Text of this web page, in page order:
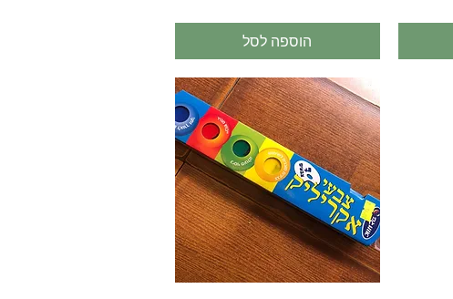
הוספה לסל